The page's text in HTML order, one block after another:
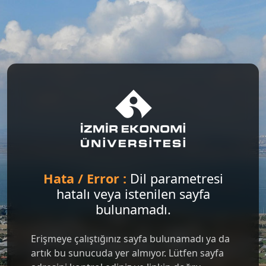
Hata / Error : Dil parametresi
hatalı veya istenilen sayfa
bulunamadı.
Erişmeye çalıştığınız sayfa bulunamadı ya da
artık bu sunucuda yer almıyor. Lütfen sayfa